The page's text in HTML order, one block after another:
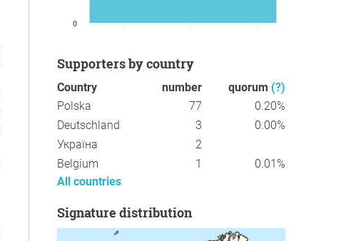
0
Supporters by country
Country number quorum (?)
Polska
77
0.20%
Deutschland
3
0.00%
Україна
2
Belgium
1
0.01%
All countries
Signature distribution